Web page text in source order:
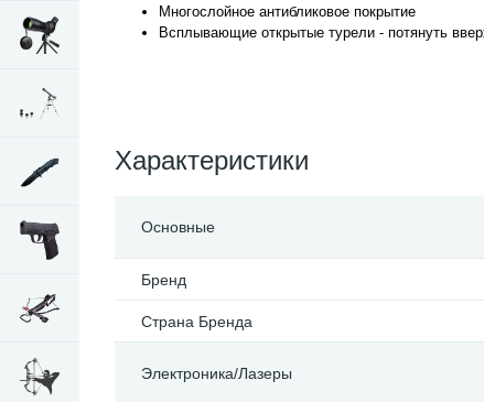
Многослойное антибликовое покрытие
Всплывающие открытые турели - потянуть
Характеристики
Основные
Бренд
Страна Бренда
Электроника/Лазеры